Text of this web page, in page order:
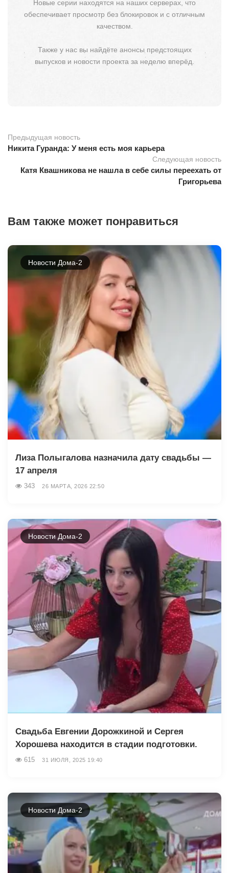
Новые серии находятся на наших серверах, что
обеспечивает просмотр без блокировок и с отличным
качеством.
Также у нас вы найдёте анонсы предстоящих
выпусков и новости проекта за неделю вперёд.
Предыдущая новость
Никита Гуранда: У меня есть моя карьера
Следующая новость
Катя Квашникова не нашла в себе силы переехать от
Григорьева
Вам также может понравиться
Новости Дома-2
Лиза Полыгалова назначила дату свадьбы —
17 апреля
343 26 МАРТА, 2026 22:50
Новости Дома-2
Свадьба Евгении Дорожкиной и Сергея
Хорошева находится в стадии подготовки.
615 31 ИЮЛЯ, 2025 19:40
Новости Дома-2